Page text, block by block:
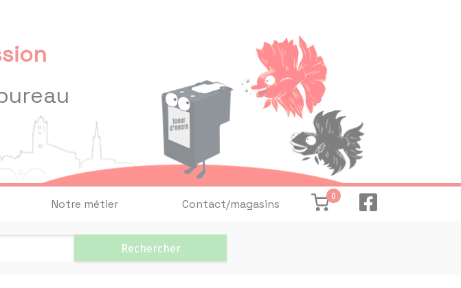
Notre métier Contact/magasins
0
Rechercher